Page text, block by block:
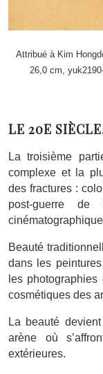
Attribué à Kim
26,0 cm,
LE 20E
La troisième
complexe et la
des fractures :
post-guerre de
Beauté
dans les
les photographies
cosmétiques des
La beauté
arène où
extérieures.